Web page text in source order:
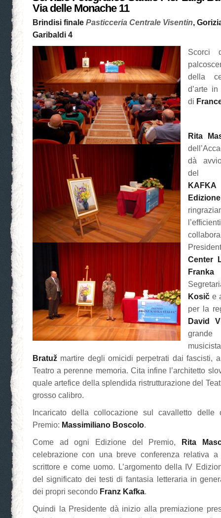
Via delle Monache 11
Brindisi finale Pasticceria Centrale Visentin,
Garibaldi 4
Scorci
della
d’arte
di
Rita
dà
Center
Kosič e
per la
David
Bratuž martire degli omicidi perpetrati dai fascisti,
Teatro a perenne memoria. Cita infine l’architetto
quale artefice della splendida ristrutturazione del
grosso calibro.
Incaricato della collocazione sul cavalletto delle
Premio: Massimiliano Boscolo.
Come ad ogni Edizione del Premio,
Rita
celebrazione con una breve conferenza relativa
scrittore e come uomo. L’argomento della IV
del significato dei testi di fantasia letteraria in
dei propri secondo Franz Kafka.
Quindi la Presidente dà inizio alla premiazione